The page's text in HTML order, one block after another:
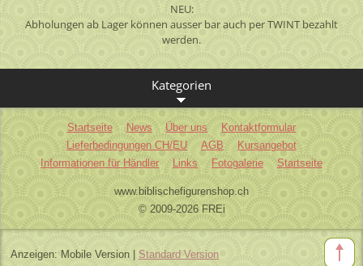
NEU:
Abholungen ab Lager können ausser bar auch per TWINT bezahlt
werden.
Kategorien
Startseite News Über uns
Kontaktformular
Lieferbedingungen CH/EU
AGB
Kursangebot
Informationen für Händler
Links Fotogalerie Startseite
www.biblischefigurenshop.ch
© 2009-2026 FREi
Anzeigen: Mobile Version| Standard Version